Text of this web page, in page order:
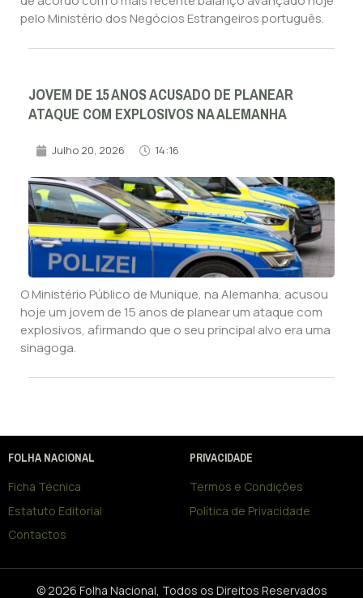
pelo Ministério dos Negócios Estrangeiros português.
JOVEM DE 15 ANOS ACUSADO DE PLANEAR
ATAQUE COM EXPLOSIVOS NA ALEMANHA
Julho 20, 2026 14:16
O Ministério Público de Munique, na Alemanha, acusou
hoje um jovem de 15 anos de planear um ataque com
explosivos, afirmando que o seu principal alvo era uma
sinagoga.
FOLHA NACIONAL
Ficha Técnica
Estatuto Editorial
Contactos
PRIVACIDADE
Termos e Condições
Política de Privacidade
© 2026 Folha Nacional, Todos os Direitos Reservados